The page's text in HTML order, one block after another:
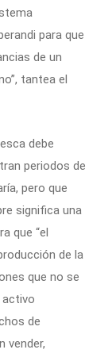
para que
de un
tantea el
debe
periodos de
pero que
significa una
que “el
de la
que no se
activo
de
vender,